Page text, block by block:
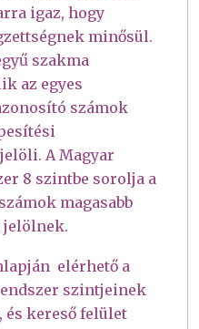
igaz, hogy
minősül.
szakma
az egyes
számok
A Magyar
8 szintbe sorolja a
magasabb
jelölnek.
elérhető a
szintjeinek
és kereső felület